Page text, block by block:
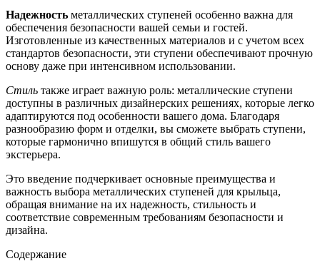
Надежность металлических ступеней особенно важна для
обеспечения безопасности вашей семьи и гостей.
Изготовленные из качественных материалов и с учетом всех
стандартов безопасности, эти ступени обеспечивают прочную
основу даже при интенсивном использовании.
Стиль также играет важную роль: металлические ступени
доступны в различных дизайнерских решениях, которые легко
адаптируются под особенности вашего дома. Благодаря
разнообразию форм и отделки, вы сможете выбрать ступени,
которые гармонично впишутся в общий стиль вашего
экстерьера.
Это введение подчеркивает основные преимущества и
важность выбора металлических ступеней для крыльца,
обращая внимание на их надежность, стильность и
соответствие современным требованиям безопасности и
дизайна.
Содержание